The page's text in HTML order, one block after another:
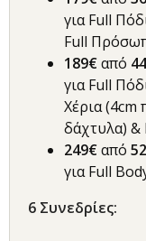
για Full
Full
189€από
για Full
Χέρια
δάχτυλα)
249€από
για Full
6 Συνεδρίες: